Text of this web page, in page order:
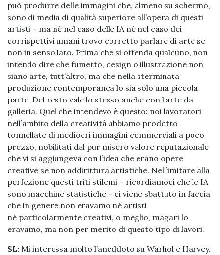
può produrre delle immagini che, almeno su schermo,
sono di media di qualità superiore all’opera di questi
artisti – ma né nel caso delle IA né nel caso dei
corrispettivi umani trovo corretto parlare di arte se
non in senso lato. Prima che si offenda qualcuno, non
intendo dire che fumetto, design o illustrazione non
siano arte, tutt’altro, ma che nella sterminata
produzione contemporanea lo sia solo una piccola
parte. Del resto vale lo stesso anche con l’arte da
galleria. Quel che intendevo è questo: noi lavoratori
nell’ambito della creatività abbiamo prodotto
tonnellate di mediocri immagini commerciali a poco
prezzo, nobilitati dal pur misero valore reputazionale
che vi si aggiungeva con l’idea che erano opere
creative se non addirittura artistiche. Nell’imitare alla
perfezione questi triti stilemi – ricordiamoci che le IA
sono macchine statistiche – ci viene sbattuto in faccia
che in genere non eravamo né artisti
né particolarmente creativi, o meglio, magari lo
eravamo, ma non per merito di questo tipo di lavori.
SL: Mi interessa molto l’aneddoto su Warhol e Harvey.